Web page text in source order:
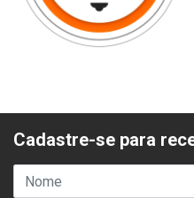
Cadastre-se para